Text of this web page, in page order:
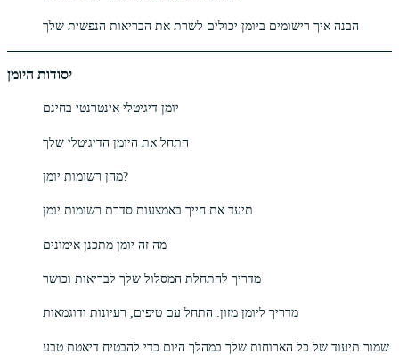
הבנה איך רישומים ביומן יכולים לשרת את הבריאות הנפשית שלך
יסודות היומן
יומן דיגיטלי אינטרנטי בחינם
התחל את היומן הדיגיטלי שלך
מהן רשומות יומן?
תיעד את חייך באמצעות סדרת רשומות יומן
מה זה יומן מתכנן אימונים
מדריך להתחלת המסלול שלך לבריאות וכושר
מדריך ליומן מזון: התחל עם טיפים, רעיונות ודוגמאות
שמור תיעוד של כל הארוחות שלך במהלך היום כדי להבטיח דיאטת טבע